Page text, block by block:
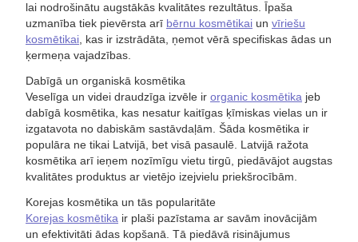
lai nodrošinātu augstākās kvalitātes rezultātus. Īpaša
uzmanība tiek pievērsta arī bērnu kosmētikai un vīriešu
kosmētikai , kas ir izstrādāta, ņemot vērā specifiskas ādas un
ķermeņa vajadzības.
Dabīgā un organiskā kosmētika
Veselīga un videi draudzīga izvēle ir organic kosmētika jeb
dabīgā kosmētika, kas nesatur kaitīgas ķīmiskas vielas un ir
izgatavota no dabiskām sastāvdaļām. Šāda kosmētika ir
populāra ne tikai Latvijā, bet visā pasaulē. Latvijā ražota
kosmētika arī ieņem nozīmīgu vietu tirgū, piedāvājot augstas
kvalitātes produktus ar vietējo izejvielu priekšrocībām.
Korejas kosmētika un tās popularitāte
Korejas kosmētika ir plaši pazīstama ar savām inovācijām
un efektivitāti ādas kopšanā. Tā piedāvā risinājumus